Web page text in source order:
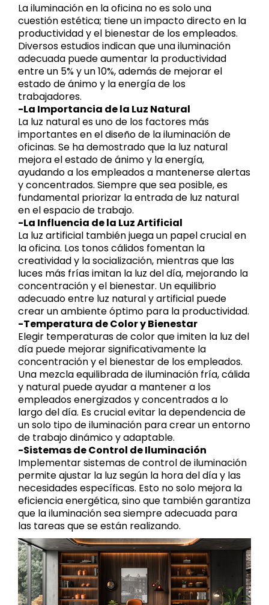
La iluminación en la oficina no es solo una
cuestión estética; tiene un impacto directo en la
productividad y el bienestar de los empleados.
Diversos estudios indican que una iluminación
adecuada puede aumentar la productividad
entre un 5% y un 10%, además de mejorar el
estado de ánimo y la energía de los
trabajadores.
-La Importancia de la Luz Natural
La luz natural es uno de los factores más
importantes en el diseño de la iluminación de
oficinas. Se ha demostrado que la luz natural
mejora el estado de ánimo y la energía,
ayudando a los empleados a mantenerse alertas
y concentrados. Siempre que sea posible, es
fundamental priorizar la entrada de luz natural
en el espacio de trabajo.
-La Influencia de la Luz Artificial
La luz artificial también juega un papel crucial en
la oficina. Los tonos cálidos fomentan la
creatividad y la socialización, mientras que las
luces más frías imitan la luz del día, mejorando la
concentración y el bienestar. Un equilibrio
adecuado entre luz natural y artificial puede
crear un ambiente óptimo para la productividad.
-Temperatura de Color y Bienestar
Elegir temperaturas de color que imiten la luz del
día puede mejorar significativamente la
concentración y el bienestar de los empleados.
Una mezcla equilibrada de iluminación fría, cálida
y natural puede ayudar a mantener a los
empleados energizados y concentrados a lo
largo del día. Es crucial evitar la dependencia de
un solo tipo de iluminación para crear un entorno
de trabajo dinámico y adaptable.
-Sistemas de Control de Iluminación
Implementar sistemas de control de iluminación
permite ajustar la luz según la hora del día y las
necesidades específicas. Esto no solo mejora la
eficiencia energética, sino que también garantiza
que la iluminación sea siempre adecuada para
las tareas que se están realizando.